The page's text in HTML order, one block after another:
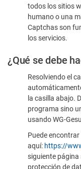
humano
todos los sitios
humano o una
Captchas son
los servicios.
¿Qué se debe
Resolviendo el
la casilla abajo.
programa sino
usando WG-
Puede
aquí: https://
siguiente página
protección de